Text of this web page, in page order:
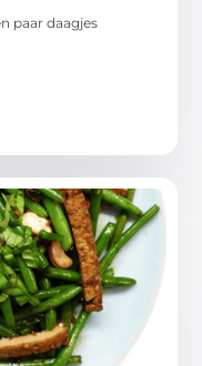
paar daagjes